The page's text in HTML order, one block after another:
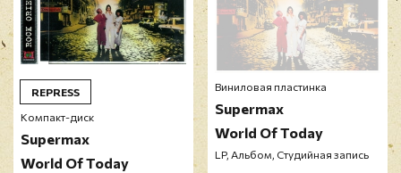
REPRESS
Компакт-диск
Supermax
World Of Today
Виниловая пластинка
Supermax
World Of Today
LP, Альбом, Студийная запись